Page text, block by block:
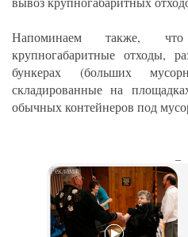
Напоминаем также, что
крупногабаритные отходы,
бункерах (больших
складированные на
обычных контейнеров под